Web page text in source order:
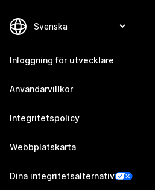
Inloggning för utvecklare
Användarvillkor
Integritetspolicy
Webbplatskarta
Dina integritetsalternativ